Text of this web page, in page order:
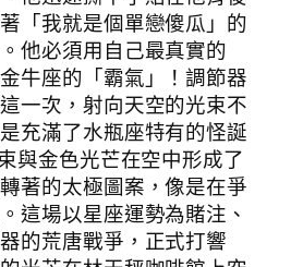
「我就是個單戀傻瓜」的
他必須用自己最真實的
金牛座的「霸氣」！調節器
一次，射向天空的光束不
充滿了水瓶座特有的怪誕
與金色光芒在空中形成了
著的太極圖案，像是在爭
這場以星座運勢為賭注、
的荒唐戰爭，正式打響